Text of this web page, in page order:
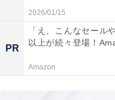
2026/01/15
PR
「え、こんなセール
以上が続々登場！
Amazon